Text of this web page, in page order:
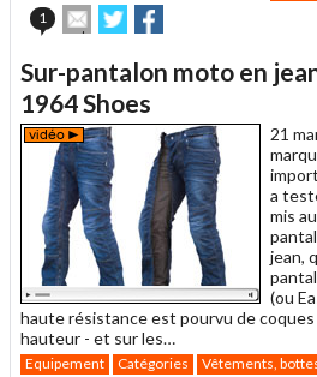
1
Envoyer
cet
à
un
ami
Partager
sur sur
Sur-pantalon moto en
1964 Shoes
21
a
mis
jean,
(ou
haute résistance est pourvu de
hauteur - et sur les…
Equipement Catégories Vêtements,